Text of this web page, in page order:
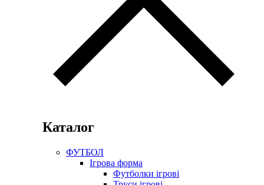
Каталог
ФУТБОЛ
Ігрова форма
Футболки ігрові